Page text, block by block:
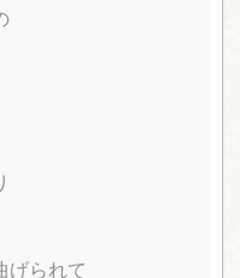
げられて